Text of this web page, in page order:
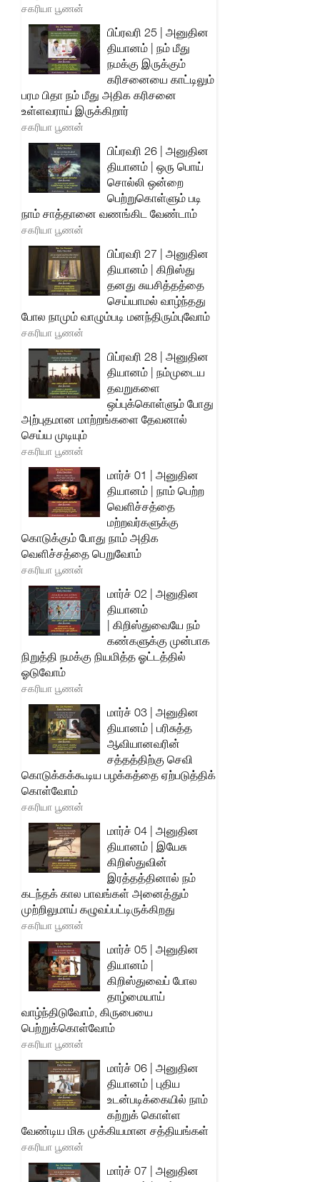
சகரியா பூணன்
பிப்ரவரி 25 | அனுதின
தியானம் | நம் மீது
நமக்கு இருக்கும்
கரிசனையை காட்டிலும்
பரம பிதா நம் மீது அதிக கரிசனை
உள்ளவராய் இருக்கிறார்
சகரியா பூணன்
பிப்ரவரி 26 | அனுதின
தியானம் | ஒரு பொய்
சொல்லி ஒன்றை
பெற்றுகொள்ளும் படி
நாம் சாத்தானை வணங்கிட வேண்டாம்
சகரியா பூணன்
பிப்ரவரி 27 | அனுதின
தியானம் | கிறிஸ்து
தனது சுயசித்தத்தை
செய்யாமல் வாழ்ந்தது
போல நாமும் வாழும்படி மனந்திரும்புவோம்
சகரியா பூணன்
பிப்ரவரி 28 | அனுதின
தியானம் | நம்முடைய
தவறுகளை
ஒப்புக்கொள்ளும் போது
அற்புதமான மாற்றங்களை தேவனால்
செய்ய முடியும்
சகரியா பூணன்
மார்ச் 01 | அனுதின
தியானம் | நாம் பெற்ற
வெளிச்சத்தை
மற்றவர்களுக்கு
கொடுக்கும் போது நாம் அதிக
வெளிச்சத்தை பெறுவோம்
சகரியா பூணன்
மார்ச் 02 | அனுதின
தியானம்
| கிறிஸ்துவையே நம்
கண்களுக்கு முன்பாக
நிறுத்தி நமக்கு நியமித்த ஓட்டத்தில்
ஓடுவோம்
சகரியா பூணன்
மார்ச் 03 | அனுதின
தியானம் | பரிசுத்த
ஆவியானவரின்
சத்தத்திற்கு செவி
கொடுக்கக்கூடிய பழக்கத்தை ஏற்படுத்திக்
கொள்வோம்
சகரியா பூணன்
மார்ச் 04 | அனுதின
தியானம் | இயேசு
கிறிஸ்துவின்
இரத்தத்தினால் நம்
கடந்தக் கால பாவங்கள் அனைத்தும்
முற்றிலுமாய் கழுவப்பட்டிருக்கிறது
சகரியா பூணன்
மார்ச் 05 | அனுதின
தியானம் |
கிறிஸ்துவைப் போல
தாழ்மையாய்
வாழ்ந்திடுவோம், கிருபையை
பெற்றுக்கொள்வோம்
சகரியா பூணன்
மார்ச் 06 | அனுதின
தியானம் | புதிய
உடன்படிக்கையில் நாம்
கற்றுக் கொள்ள
வேண்டிய மிக முக்கியமான சத்தியங்கள்
சகரியா பூணன்
மார்ச் 07 | அனுதின